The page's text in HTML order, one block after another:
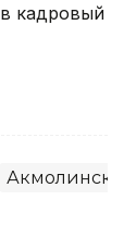
кадровый